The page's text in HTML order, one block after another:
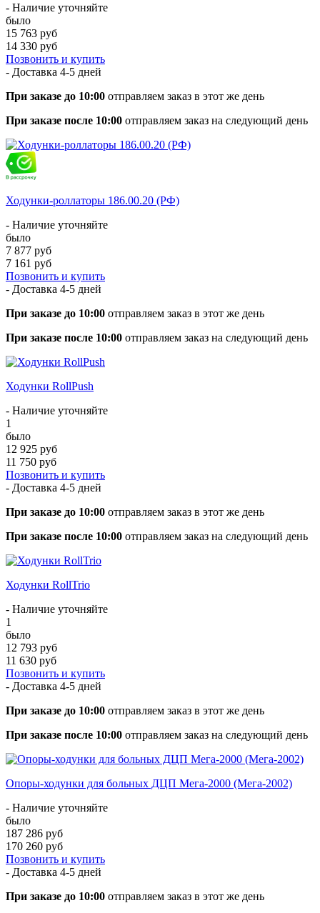
- Наличие уточняйте
было
15 763 руб
14 330 руб
Позвонить и купить
- Доставка 4-5 дней
При заказе до 10:00 отправляем заказ в этот же день
При заказе после 10:00 отправляем заказ на следующий день
Ходунки-роллаторы 186.00.20 (РФ)
- Наличие уточняйте
было
7 877 руб
7 161 руб
Позвонить и купить
- Доставка 4-5 дней
При заказе до 10:00 отправляем заказ в этот же день
При заказе после 10:00 отправляем заказ на следующий день
Ходунки RollPush
- Наличие уточняйте
1
было
12 925 руб
11 750 руб
Позвонить и купить
- Доставка 4-5 дней
При заказе до 10:00 отправляем заказ в этот же день
При заказе после 10:00 отправляем заказ на следующий день
Ходунки RollTrio
- Наличие уточняйте
1
было
12 793 руб
11 630 руб
Позвонить и купить
- Доставка 4-5 дней
При заказе до 10:00 отправляем заказ в этот же день
При заказе после 10:00 отправляем заказ на следующий день
Опоры-ходунки для больных ДЦП Мега-2000 (Мега-2002)
- Наличие уточняйте
было
187 286 руб
170 260 руб
Позвонить и купить
- Доставка 4-5 дней
При заказе до 10:00 отправляем заказ в этот же день